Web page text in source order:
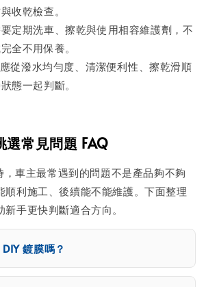
收乾檢查。
定期洗車、擦乾與使用相容維護劑，不
全不用保養。
從潑水均勻度、清潔便利性、擦乾滑順
態一起判斷。
選常見問題 FAQ
，車主最常遇到的問題不是產品夠不夠
順利施工、後續能不能維護。下面整理
手更快判斷適合方向。
鍍膜嗎？